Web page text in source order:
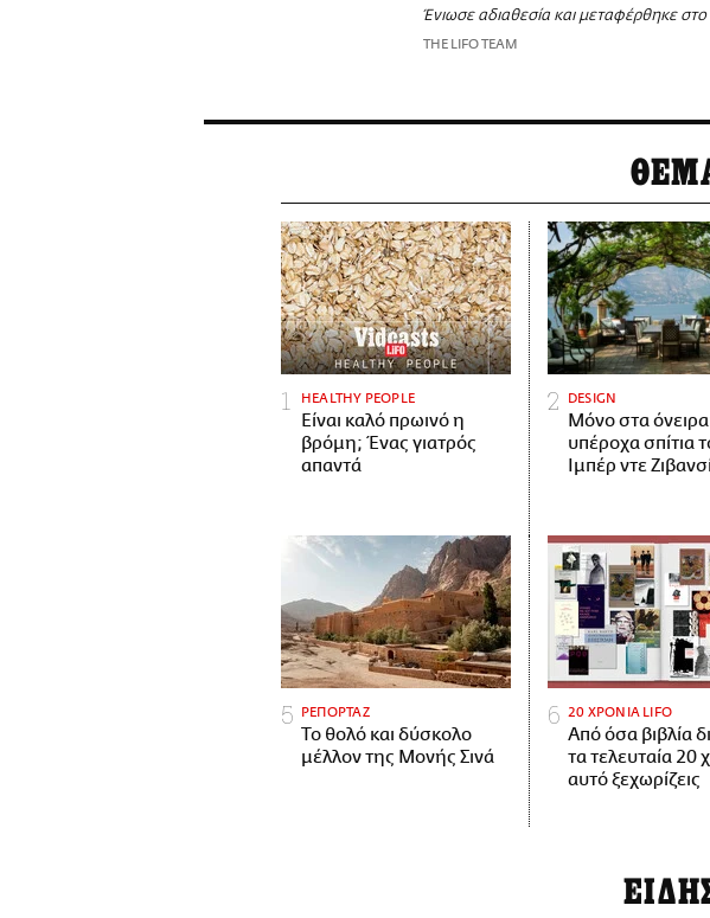
Ένιωσε αδιαθεσία και μεταφέρθηκε
THE LIFO TEAM
HEALTHY PEOPLE
Είναι καλό πρωινό η
βρόμη; Ένας γιατρός
απαντά
DESIGN
Μόνο στα
υπέροχα σπίτια
Ιμπέρ ντε
ΡΕΠΟΡΤΑΖ
Το θολό και δύσκολο
μέλλον της Μονής Σινά
20 ΧΡΟΝΙΑ LIFO
Από όσα βιβλία
τα τελευταία 20
αυτό ξεχωρίζεις